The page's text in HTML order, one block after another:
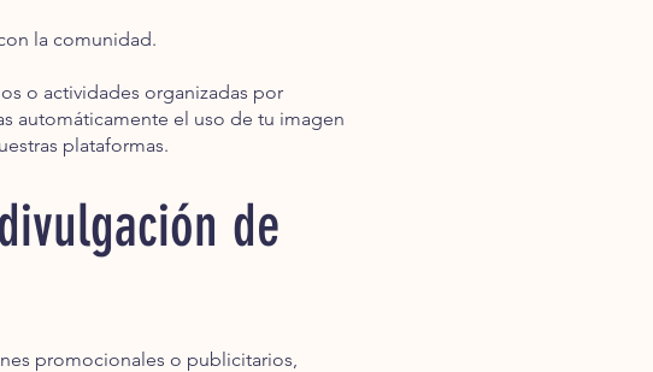
la comunidad.
o actividades organizadas por
automáticamente el uso de tu imagen
plataformas.
de
promocionales o publicitarios,